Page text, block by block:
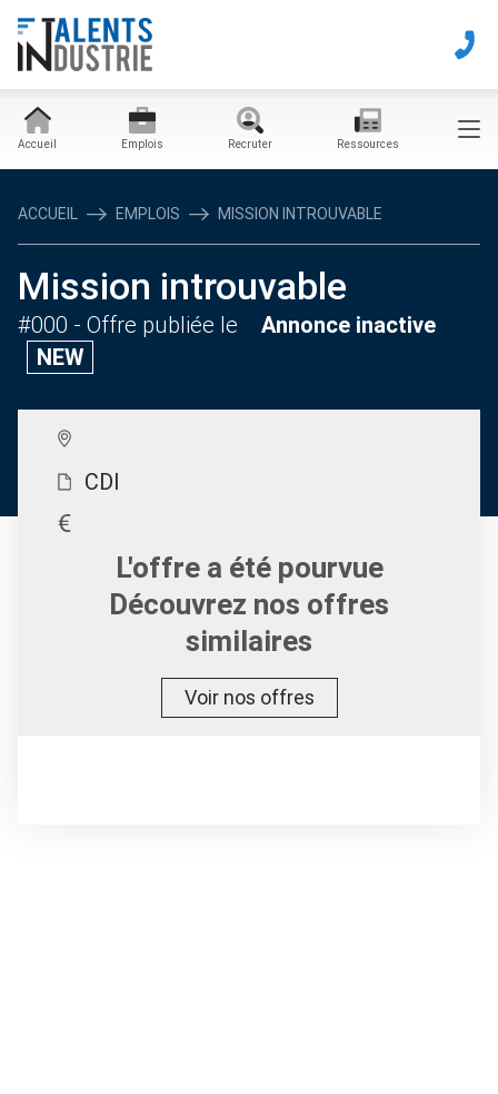
Accueil Emplois Recruter Ressources
ACCUEIL EMPLOIS MISSION INTROUVABLE
Mission introuvable
#000 - Offre publiée le
Annonce inactive
NEW
CDI
L'offre a été pourvue
Découvrez nos offres
similaires
Voir nos offres